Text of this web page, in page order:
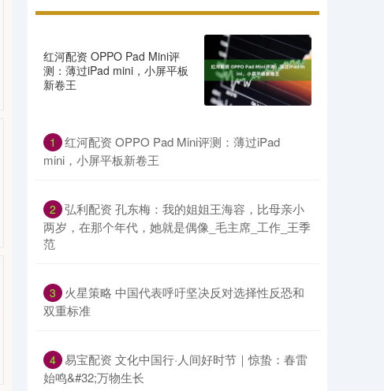
红河配资 OPPO Pad Mini评
测：薄过iPad mini，小屏平板
新卷王
1
红河配资 OPPO Pad Mini评测：薄过iPad
mini，小屏平板新卷王
2 弘利配资 孔东梅：我的姐姐王海容，比母亲小
两岁，在那个年代，她就是偶像_毛主席_工作_王季
范
3
火星策略 中国代表呼吁坚决反对选择性反恐和
双重标准
4 易宝配资 文化中国行·人间好时节｜惊蛰：春雷
始鸣&#32;万物生长